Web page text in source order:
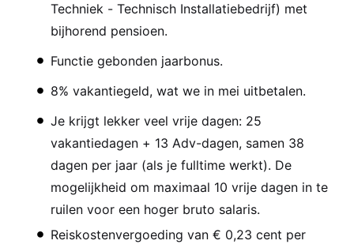
Techniek - Technisch Installatiebedrijf) met
bijhorend pensioen.
Functie gebonden jaarbonus.
8% vakantiegeld, wat we in mei uitbetalen.
Je krijgt lekker veel vrije dagen: 25
vakantiedagen + 13 Adv-dagen, samen 38
dagen per jaar (als je fulltime werkt). De
mogelijkheid om maximaal 10 vrije dagen in te
ruilen voor een hoger bruto salaris.
Reiskostenvergoeding van € 0,23 cent per